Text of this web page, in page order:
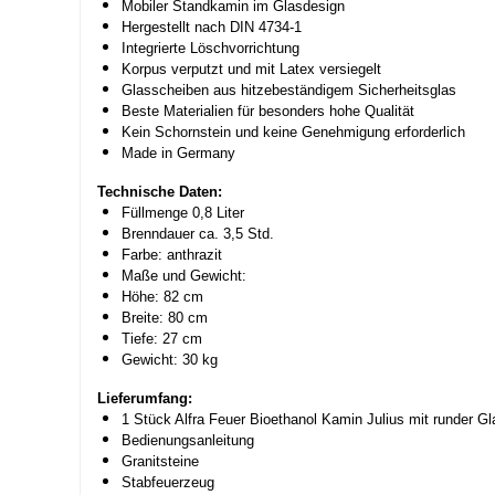
Mobiler Standkamin im Glasdesign
Hergestellt nach DIN 4734-1
Integrierte Löschvorrichtung
Korpus verputzt und mit Latex versiegelt
Glasscheiben aus hitzebeständigem Sicherheitsglas
Beste Materialien für besonders hohe Qualität
Kein Schornstein und keine Genehmigung erforderlich
Made in Germany
Technische Daten:
Füllmenge 0,8 Liter
Brenndauer ca. 3,5 Std.
Farbe: anthrazit
Maße und Gewicht:
Höhe: 82 cm
Breite: 80 cm
Tiefe: 27 cm
Gewicht: 30 kg
Lieferumfang:
1 Stück Alfra Feuer Bioethanol Kamin Julius mit runder
Bedienungsanleitung
Granitsteine
Stabfeuerzeug